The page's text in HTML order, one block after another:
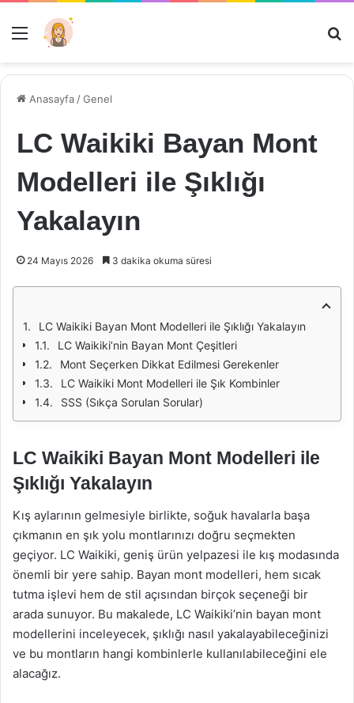
Menü
Anasayfa /Genel
LC Waikiki Bayan Mont
Modelleri ile Şıklığı
Yakalayın
24 Mayıs 2026 3 dakika okuma süresi
LC Waikiki Bayan Mont Modelleri ile Şıklığı Yakalayın
LC Waikiki’nin Bayan Mont Çeşitleri
Mont Seçerken Dikkat Edilmesi Gerekenler
LC Waikiki Mont Modelleri ile Şık Kombinler
SSS (Sıkça Sorulan Sorular)
LC Waikiki Bayan Mont Modelleri ile
Şıklığı Yakalayın
Kış aylarının gelmesiyle birlikte, soğuk havalarla başa
çıkmanın en şık yolu montlarınızı doğru seçmekten
geçiyor. LC Waikiki, geniş ürün yelpazesi ile kış modasında
önemli bir yere sahip. Bayan mont modelleri, hem sıcak
tutma işlevi hem de stil açısından birçok seçeneği bir
arada sunuyor. Bu makalede, LC Waikiki’nin bayan mont
modellerini inceleyecek, şıklığı nasıl yakalayabileceğinizi
ve bu montların hangi kombinlerle kullanılabileceğini ele
alacağız.